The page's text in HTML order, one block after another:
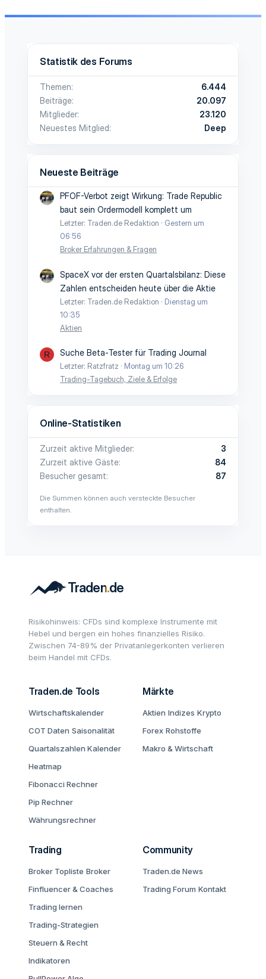
Statistik des Forums
Themen
6.444
Beiträge
20.097
Mitglieder
23.120
Neuestes Mitglied
Deep
Neueste Beiträge
PFOF-Verbot zeigt Wirkung: Trade Republic
baut sein Ordermodell komplett um
Letzter: Traden.de Redaktion
Gestern um
06:56
Broker Erfahrungen & Fragen
SpaceX vor der ersten Quartalsbilanz: Diese
Zahlen entscheiden heute über die Aktie
Letzter: Traden.de Redaktion
Dienstag um
10:35
Aktien
R Suche Beta-Tester für Trading Journal
Letzter: Ratzfratz
Montag um 10:26
Trading-Tagebuch, Ziele & Erfolge
Online-Statistiken
Zurzeit aktive Mitglieder
3
Zurzeit aktive Gäste
84
Besucher gesamt
87
Die Summen können auch versteckte Besucher
enthalten.
Risikohinweis: CFDs sind komplexe Instrumente mit
Hebel und bergen ein hohes finanzielles Risiko.
Zwischen 74-89% der Privatanlegerkonten verlieren
beim Handel mit CFDs.
Traden.de Tools
Wirtschaftskalender
COT Daten Saisonalität
Quartalszahlen Kalender
Heatmap
Fibonacci Rechner
Pip Rechner
Währungsrechner
Märkte
Aktien Indizes Krypto
Forex Rohstoffe
Makro & Wirtschaft
Trading
Broker Topliste Broker
Finfluencer & Coaches
Trading lernen
Trading-Strategien
Steuern & Recht
Indikatoren
Community
Traden.de News
Trading Forum Kontakt